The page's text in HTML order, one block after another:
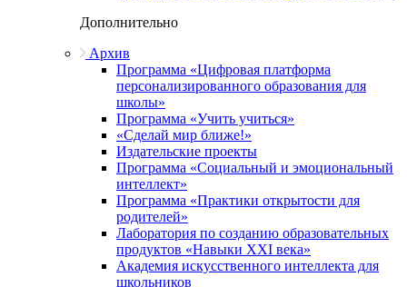
Дополнительно
Архив
Программа «Цифровая платформа
персонализированного образования для
школы»
Программа «Учить учиться»
«Сделай мир ближе!»
Издательские проекты
Программа «Социальный и эмоциональный
интеллект»
Программа «Практики открытости для
родителей»
Лаборатория по созданию образовательных
продуктов «Навыки XXI века»
Академия искусственного интеллекта для
школьников